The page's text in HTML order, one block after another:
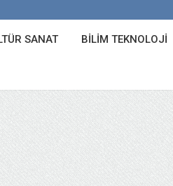
SANAT BILIM TEKNOLOJI